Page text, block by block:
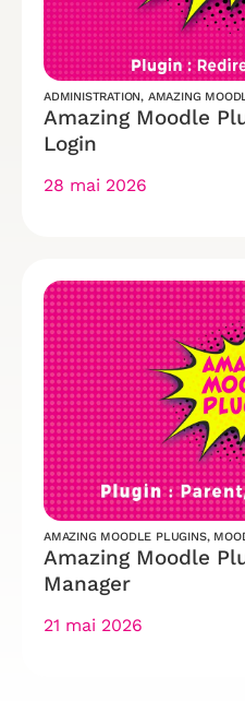
ADMINISTRATION, AMAZING
Amazing Moodle
Login
28 mai 2026
AMAZING MOODLE PLUGINS,
Amazing Moodle
Manager
21 mai 2026